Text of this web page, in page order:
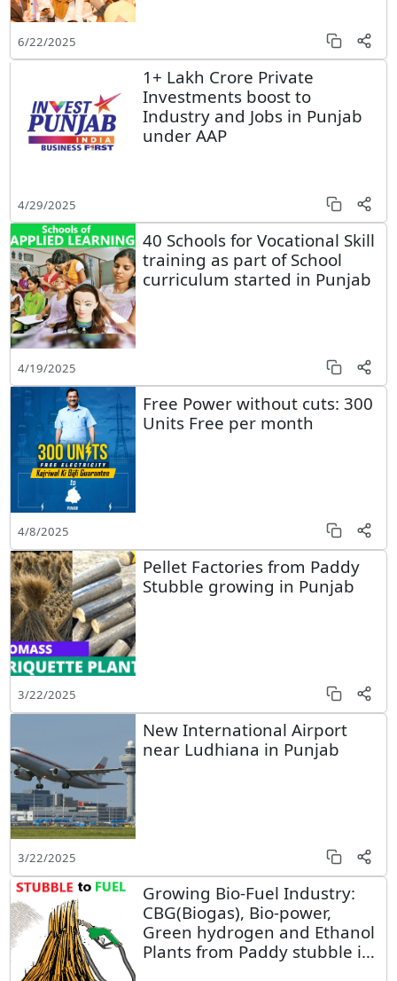
6/22/2025
1+ Lakh Crore Private
Investments boost to
Industry and Jobs in Punjab
under AAP
4/29/2025
40 Schools for Vocational Skill
training as part of School
curriculum started in Punjab
4/19/2025
Free Power without cuts: 300
Units Free per month
4/8/2025
Pellet Factories from Paddy
Stubble growing in Punjab
3/22/2025
New International Airport
near Ludhiana in Punjab
3/22/2025
Growing Bio-Fuel Industry:
CBG(Biogas), Bio-power,
Green hydrogen and Ethanol
Plants from Paddy stubble in